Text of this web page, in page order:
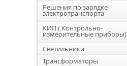
Решения по зарядке
электротранспорта
КИП ( Контрольно-
измерительные приборы)
Светильники
Трансформаторы